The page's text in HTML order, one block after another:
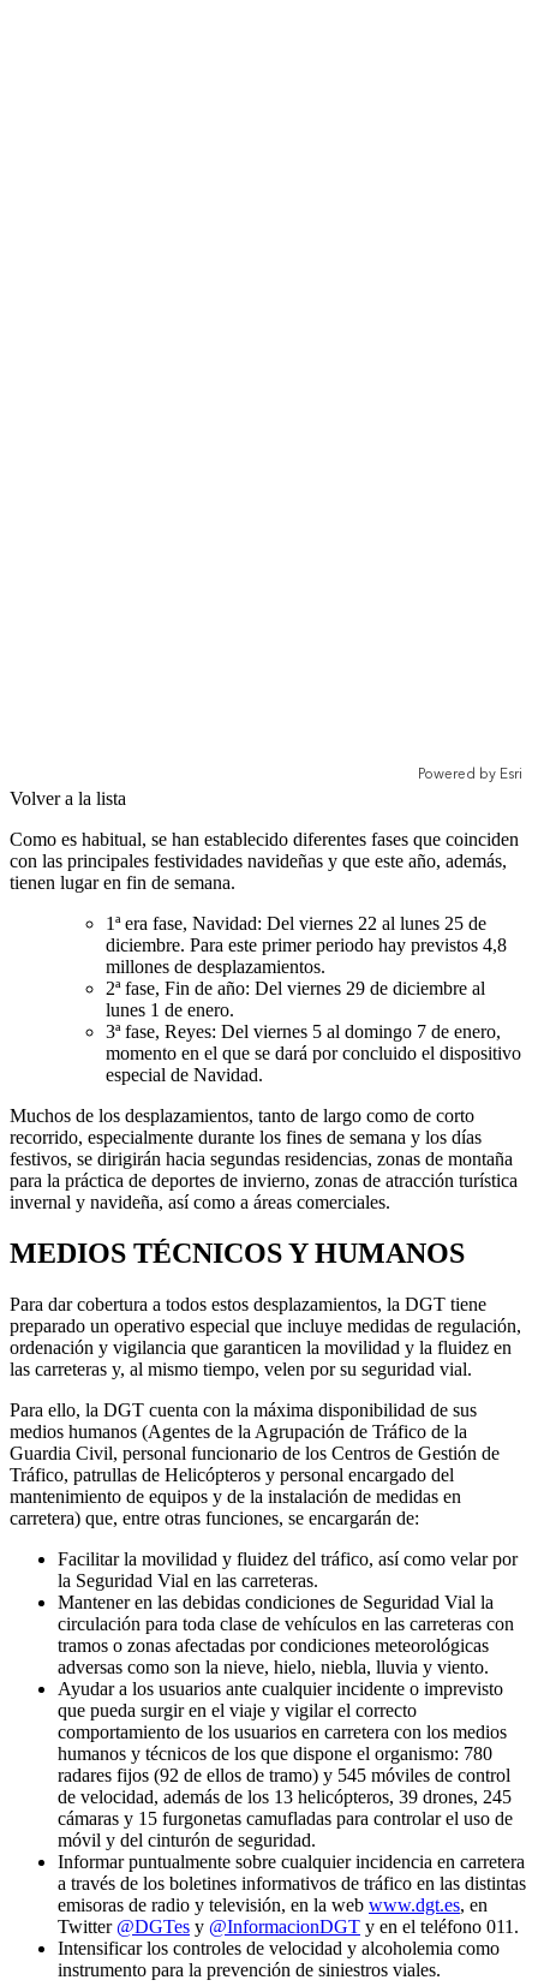
Volver a la lista
Como es habitual, se han establecido diferentes fases que coinciden
con las principales festividades navideñas y que este año, además,
tienen lugar en fin de semana.
1ª era fase, Navidad: Del viernes 22 al lunes 25 de
diciembre. Para este primer periodo hay previstos 4,8
millones de desplazamientos.
2ª fase, Fin de año: Del viernes 29 de diciembre al
lunes 1 de enero.
3ª fase, Reyes: Del viernes 5 al domingo 7 de enero,
momento en el que se dará por concluido el dispositivo
especial de Navidad.
Muchos de los desplazamientos, tanto de largo como de corto
recorrido, especialmente durante los fines de semana y los días
festivos, se dirigirán hacia segundas residencias, zonas de montaña
para la práctica de deportes de invierno, zonas de atracción turística
invernal y navideña, así como a áreas comerciales.
MEDIOS TÉCNICOS Y HUMANOS
Para dar cobertura a todos estos desplazamientos, la DGT tiene
preparado un operativo especial que incluye medidas de regulación,
ordenación y vigilancia que garanticen la movilidad y la fluidez en
las carreteras y, al mismo tiempo, velen por su seguridad vial.
Para ello, la DGT cuenta con la máxima disponibilidad de sus
medios humanos (Agentes de la Agrupación de Tráfico de la
Guardia Civil, personal funcionario de los Centros de Gestión de
Tráfico, patrullas de Helicópteros y personal encargado del
mantenimiento de equipos y de la instalación de medidas en
carretera) que, entre otras funciones, se encargarán de:
Facilitar la movilidad y fluidez del tráfico, así como velar por
la Seguridad Vial en las carreteras.
Mantener en las debidas condiciones de Seguridad Vial la
circulación para toda clase de vehículos en las carreteras con
tramos o zonas afectadas por condiciones meteorológicas
adversas como son la nieve, hielo, niebla, lluvia y viento.
Ayudar a los usuarios ante cualquier incidente o imprevisto
que pueda surgir en el viaje y vigilar el correcto
comportamiento de los usuarios en carretera con los medios
humanos y técnicos de los que dispone el organismo: 780
radares fijos (92 de ellos de tramo) y 545 móviles de control
de velocidad, además de los 13 helicópteros, 39 drones, 245
cámaras y 15 furgonetas camufladas para controlar el uso de
móvil y del cinturón de seguridad.
Informar puntualmente sobre cualquier incidencia en carretera
a través de los boletines informativos de tráfico en las distintas
emisoras de radio y televisión, en la web www.dgt.es, en
Twitter @DGTes y @InformacionDGT y en el teléfono 011.
Intensificar los controles de velocidad y alcoholemia como
instrumento para la prevención de siniestros viales.